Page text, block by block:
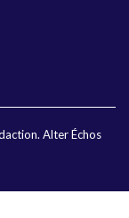
Alter Échos